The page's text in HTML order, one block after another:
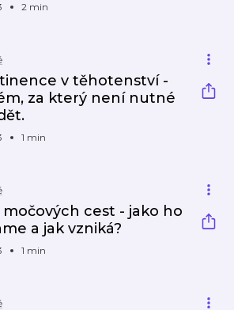
2 min
v těhotenství -
za který není nutné
1 min
cest - jako ho
a jak vzniká?
1 min